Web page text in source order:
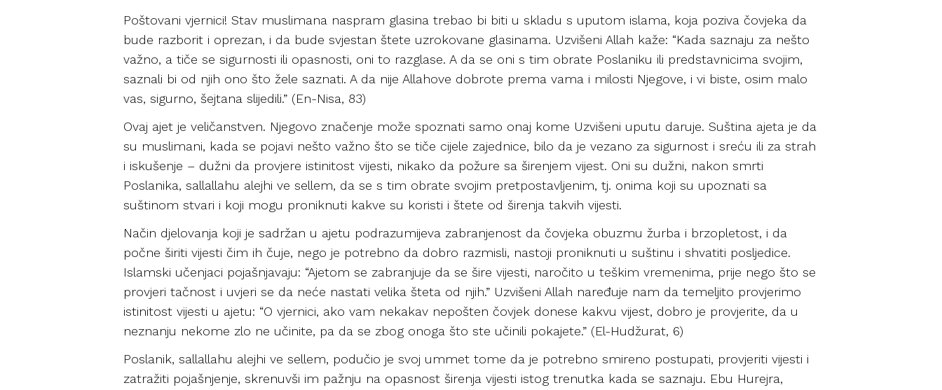
Poštovani vjernici! Stav muslimana naspram glasina trebao bi biti u skladu s uputom islama, koja poziva čovjeka da
bude razborit i oprezan, i da bude svjestan štete uzrokovane glasinama. Uzvišeni Allah kaže: “Kada saznaju za nešto
važno, a tiče se sigurnosti ili opasnosti, oni to razglase. A da se oni s tim obrate Poslaniku ili predstavnicima svojim,
saznali bi od njih ono što žele saznati. A da nije Allahove dobrote prema vama i milosti Njegove, i vi biste, osim malo
vas, sigurno, šejtana slijedili.” (En-Nisa, 83)
Ovaj ajet je veličanstven. Njegovo značenje može spoznati samo onaj kome Uzvišeni uputu daruje. Suština ajeta je da
su muslimani, kada se pojavi nešto važno što se tiče cijele zajednice, bilo da je vezano za sigurnost i sreću ili za strah
i iskušenje – dužni da provjere istinitost vijesti, nikako da požure sa širenjem vijest. Oni su dužni, nakon smrti
Poslanika, sallallahu alejhi ve sellem, da se s tim obrate svojim pretpostavljenim, tj. onima koji su upoznati sa
suštinom stvari i koji mogu proniknuti kakve su koristi i štete od širenja takvih vijesti.
Način djelovanja koji je sadržan u ajetu podrazumijeva zabranjenost da čovjeka obuzmu žurba i brzopletost, i da
počne širiti vijesti čim ih čuje, nego je potrebno da dobro razmisli, nastoji proniknuti u suštinu i shvatiti posljedice.
Islamski učenjaci pojašnjavaju: “Ajetom se zabranjuje da se šire vijesti, naročito u teškim vremenima, prije nego što se
provjeri tačnost i uvjeri se da neće nastati velika šteta od njih.” Uzvišeni Allah naređuje nam da temeljito provjerimo
istinitost vijesti u ajetu: “O vjernici, ako vam nekakav nepošten čovjek donese kakvu vijest, dobro je provjerite, da u
neznanju nekome zlo ne učinite, pa da se zbog onoga što ste učinili pokajete.” (El-Hudžurat, 6)
Poslanik, sallallahu alejhi ve sellem, podučio je svoj ummet tome da je potrebno smireno postupati, provjeriti vijesti i
zatražiti pojašnjenje, skrenuvši im pažnju na opasnost širenja vijesti istog trenutka kada se saznaju. Ebu Hurejra,